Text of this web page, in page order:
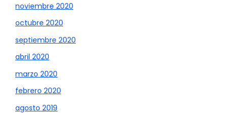
noviembre 2020
octubre 2020
septiembre 2020
abril 2020
marzo 2020
febrero 2020
agosto 2019